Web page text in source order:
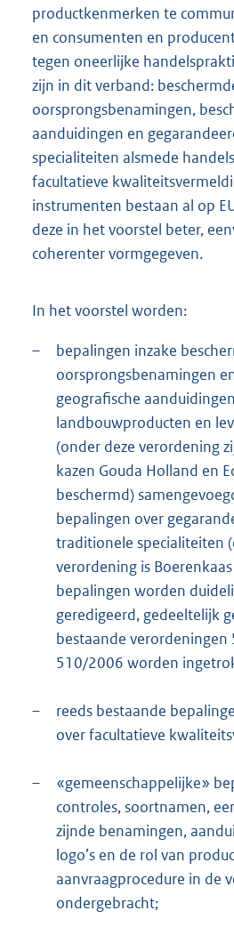
productkenmerken te
en consumenten en
tegen oneerlijke
zijn in dit verband:
oorsprongsbenamingen,
aanduidingen en
specialiteiten alsmede
facultatieve
instrumenten bestaan al op
deze in het voorstel beter,
coherenter vormgegeven.
In het voorstel worden:
–
bepalingen inzake
oorsprongsbenamingen
geografische
landbouwproducten en
(onder deze verordening
kazen Gouda Holland en
beschermd)
bepalingen over
traditionele specialiteiten
verordening is
bepalingen worden
geredigeerd, gedeeltelijk
bestaande
510/2006 worden
–
reeds bestaande
over facultatieve
–
«gemeenschappelijke»
controles, soortnamen,
zijnde benamingen,
logo’s en de rol van
aanvraagprocedure in de
ondergebracht;